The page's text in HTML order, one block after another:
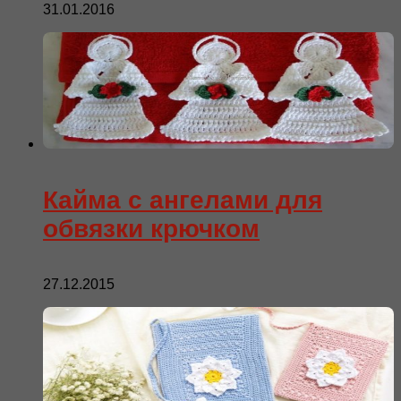
31.01.2016
Кайма с ангелами для
обвязки крючком
27.12.2015